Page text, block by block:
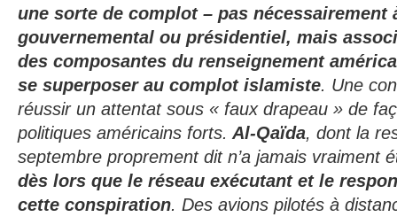
une sorte de complot – pas nécessairement
gouvernemental ou présidentiel, mais
des composantes du renseignement
se superposer au complot islamiste. Une
réussir un attentat sous « faux drapeau » de
politiques américains forts. Al-Qaïda, dont la
septembre proprement dit n’a jamais vraiment
dès lors que le réseau exécutant et le
cette conspiration. Des avions pilotés à